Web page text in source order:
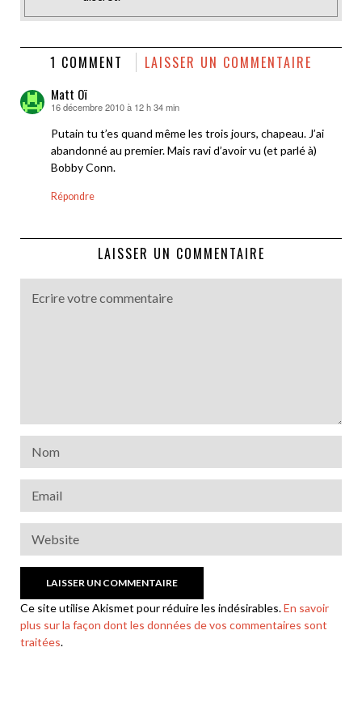
1 COMMENT LAISSER UN COMMENTAIRE
Matt Oï
dit :
16 décembre 2010 à 12 h 34 min
Putain tu t’es quand même les trois jours, chapeau. J’ai
abandonné au premier. Mais ravi d’avoir vu (et parlé à)
Bobby Conn.
Répondre
LAISSER UN COMMENTAIRE
Ce site utilise Akismet pour réduire les indésirables.En savoir
plus sur la façon dont les données de vos commentaires sont
traitées.